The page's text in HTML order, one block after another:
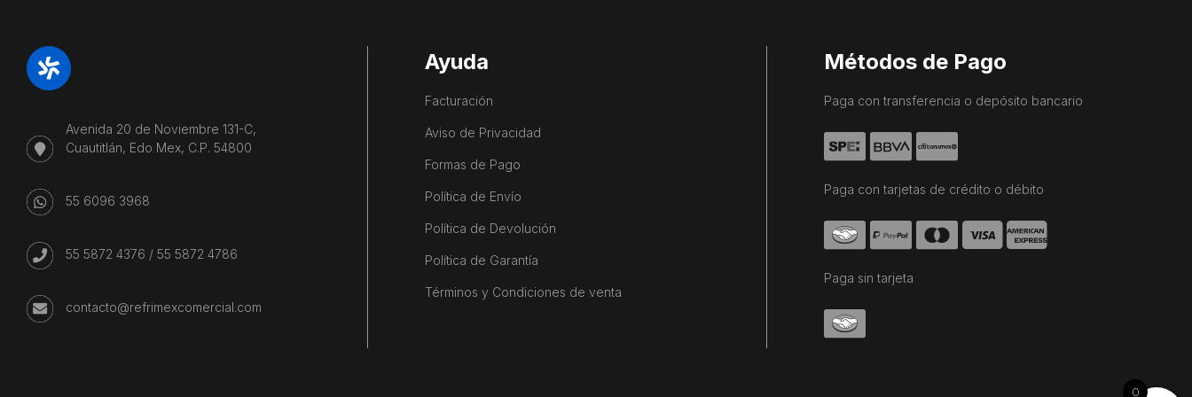
Avenida 20 de Noviembre 131-C,
Cuautitlán, Edo Mex, C.P. 54800
55 6096 3968
55 5872 4376 / 55 5872 4786
contacto@refrimexcomercial.com
Ayuda
Facturación
Aviso de Privacidad
Formas de Pago
Política de Envío
Política de Devolución
Política de Garantía
Términos y Condiciones de venta
Métodos de Pago
Paga con transferencia o depósito bancario
Paga con tarjetas de crédito o débito
Paga sin tarjeta
0